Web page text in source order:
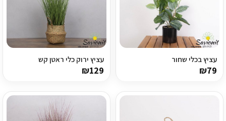
עציץ בכלי שחור
₪79
עציץ ירוק כלי ראטן קש
₪129